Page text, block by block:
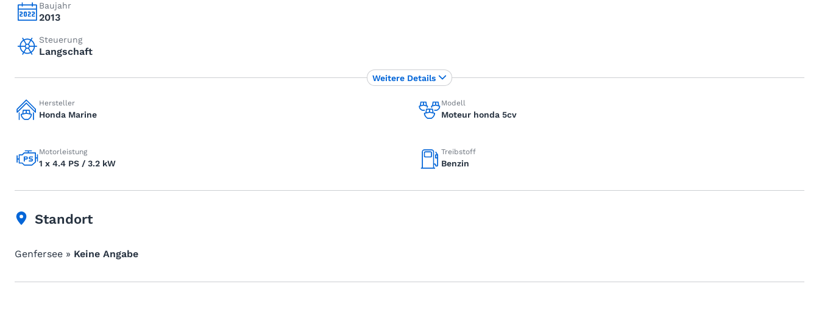
Baujahr
2013
Steuerung
Langschaft
Hersteller
Honda Marine
Modell
Moteur honda 5cv
Motorleistung
1 x 4.4 PS / 3.2 kW
Treibstoff
Benzin
Weitere Details
Standort
Genfersee » Keine Angabe